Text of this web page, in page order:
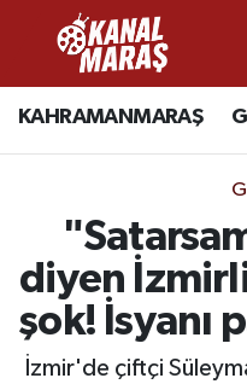
KAHRAMANMARAŞ
diyen
şok! İsyanı
İzmir'de çiftçi
CANLI YAYIN
SPOR
SİYASET
Kahramanmaraş
Kahramanmaraş
Kahramanmaraş
Kahramanmaraş
Süper Lig Puan